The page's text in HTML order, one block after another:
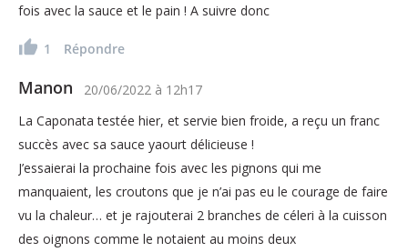
fois avec la sauce et le pain ! A suivre donc
1 Répondre
Manon 20/06/2022 à 12h17
La Caponata testée hier, et servie bien froide, a reçu un franc
succès avec sa sauce yaourt délicieuse !
J’essaierai la prochaine fois avec les pignons qui me
manquaient, les croutons que je n’ai pas eu le courage de faire
vu la chaleur… et je rajouterai 2 branches de céleri à la cuisson
des oignons comme le notaient au moins deux